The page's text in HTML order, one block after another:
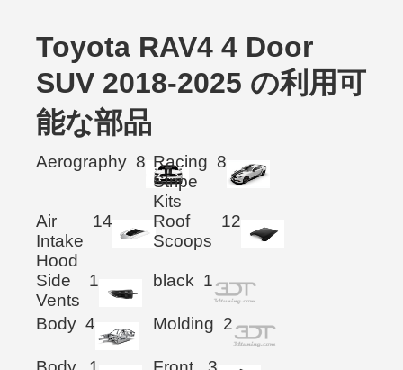
Toyota RAV4 4 Door
SUV 2018-2025 の利用可
能な部品
Aerography 8 Racing
Stripe
Kits
8
Air
Intake
Hood
14
Roof
Scoops
12
Side
Vents
1 black 1
Body 4 Molding 2